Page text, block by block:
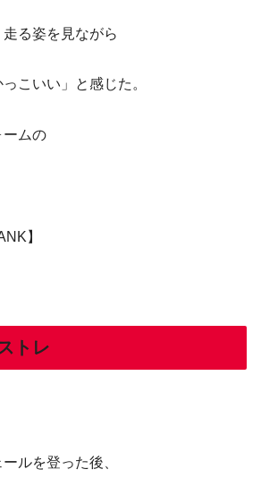
る姿を見ながら
こいい」と感じた。
ームの
】
トレ
ルを登った後、